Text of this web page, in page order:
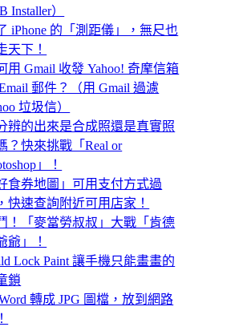
Installer）
iPhone 的「測距儀」，無尺也
天下！
用 Gmail 收發 Yahoo! 奇摩信箱
郵件？（用 Gmail 過濾
垃圾信）
辨的出來是合成照還是真實照
？快來挑戰「Real or
」！
食券地圖」可用支付方式過
快速查詢附近可用店家！
！「麥當勞叔叔」大戰「肯德
爺」！
Lock Paint 讓手機只能畫畫的
鎖
轉成 JPG 圖檔，放到網路